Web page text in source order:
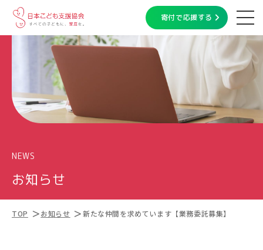
寄付で応援する
NEWS
お知らせ
TOP お知らせ 新たな仲間を求めています【業務委託募集】